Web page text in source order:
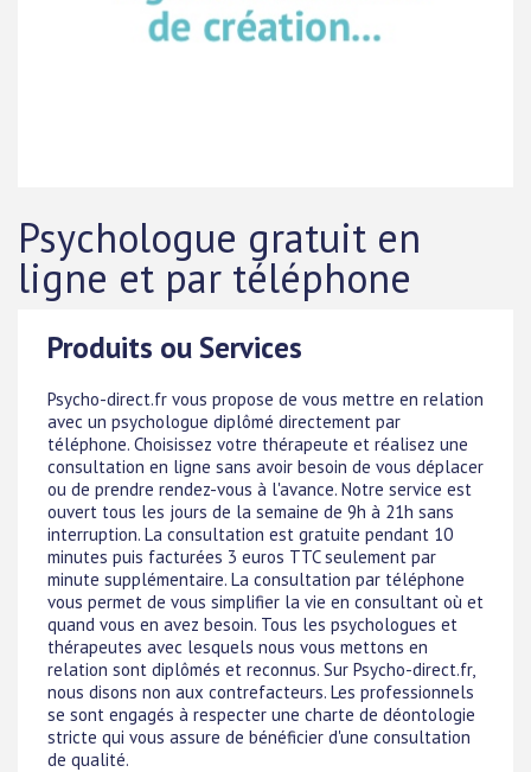
Psychologue gratuit en
ligne et par téléphone
Produits ou Services
Psycho-direct.fr vous propose de vous mettre en relation
avec un psychologue diplômé directement par
téléphone. Choisissez votre thérapeute et réalisez une
consultation en ligne sans avoir besoin de vous déplacer
ou de prendre rendez-vous à l'avance. Notre service est
ouvert tous les jours de la semaine de 9h à 21h sans
interruption. La consultation est gratuite pendant 10
minutes puis facturées 3 euros TTC seulement par
minute supplémentaire. La consultation par téléphone
vous permet de vous simplifier la vie en consultant où et
quand vous en avez besoin. Tous les psychologues et
thérapeutes avec lesquels nous vous mettons en
relation sont diplômés et reconnus. Sur Psycho-direct.fr,
nous disons non aux contrefacteurs. Les professionnels
se sont engagés à respecter une charte de déontologie
stricte qui vous assure de bénéficier d'une consultation
de qualité.